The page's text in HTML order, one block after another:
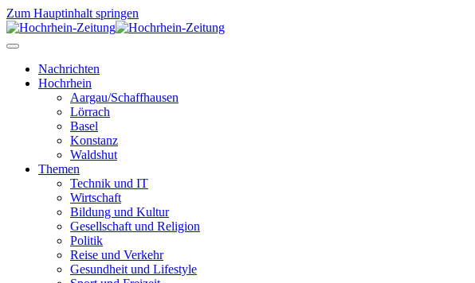
Zum Hauptinhalt springen
Nachrichten
Hochrhein
Aargau/Schaffhausen
Lörrach
Basel
Konstanz
Waldshut
Themen
Technik und IT
Wirtschaft
Bildung und Kultur
Gesellschaft und Religion
Politik
Reise und Verkehr
Gesundheit und Lifestyle